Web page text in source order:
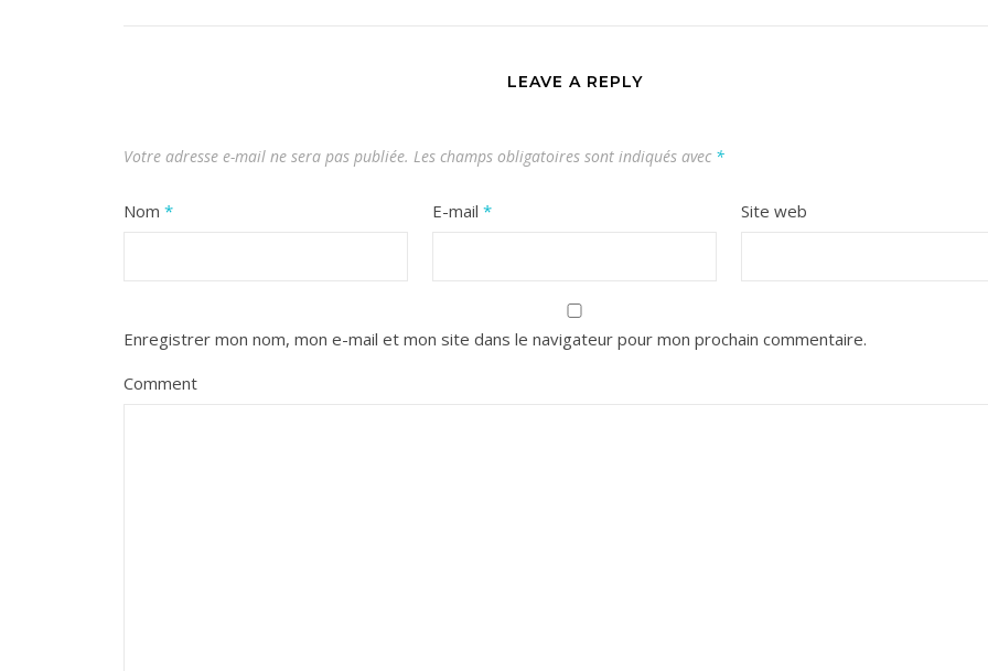
LEAVE A REPLY
Votre adresse e-mail ne sera pas publiée. Les champs obligatoires sont indiqués avec *
Nom * E-mail * Site web
Enregistrer mon nom, mon e-mail et mon site dans le navigateur pour mon prochain commentaire.
Comment